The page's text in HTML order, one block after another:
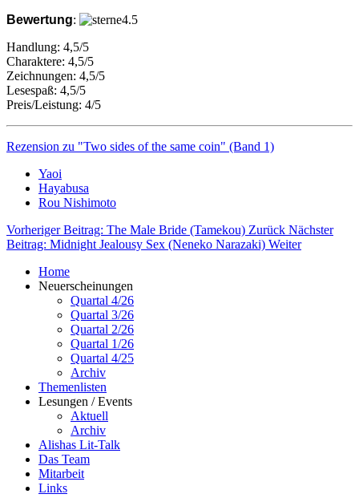
Bewertung:
Handlung: 4,5/5
Charaktere: 4,5/5
Zeichnungen: 4,5/5
Lesespaß: 4,5/5
Preis/Leistung: 4/5
Rezension zu "Two sides of the same coin" (Band 1)
Yaoi
Hayabusa
Rou Nishimoto
Vorheriger Beitrag: The Male Bride (Tamekou) Zurück Nächster
Beitrag: Midnight Jealousy Sex (Neneko Narazaki) Weiter
Home
Neuerscheinungen
Quartal 4/26
Quartal 3/26
Quartal 2/26
Quartal 1/26
Quartal 4/25
Archiv
Themenlisten
Lesungen / Events
Aktuell
Archiv
Alishas Lit-Talk
Das Team
Mitarbeit
Links